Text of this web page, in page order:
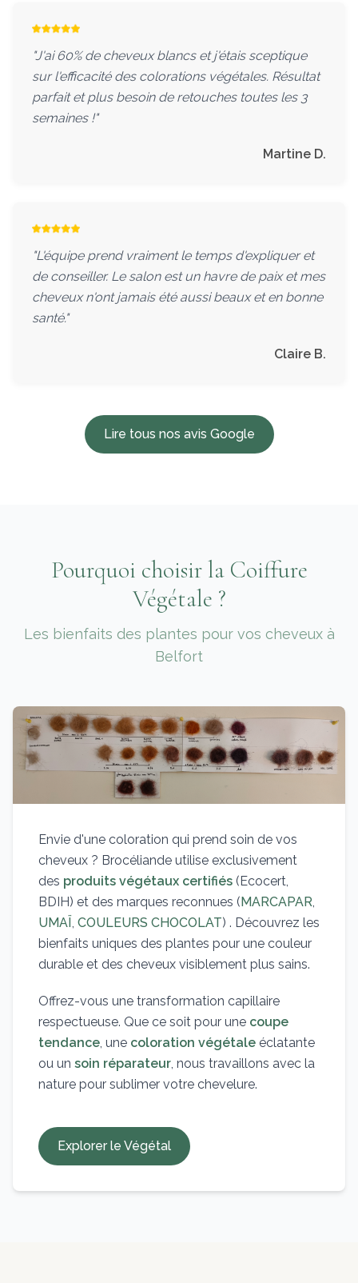
"J'ai 60% de cheveux blancs et j'étais sceptique
sur l'efficacité des colorations végétales. Résultat
parfait et plus besoin de retouches toutes les 3
semaines !"
Martine D.
"L'équipe prend vraiment le temps d'expliquer et
de conseiller. Le salon est un havre de paix et mes
cheveux n'ont jamais été aussi beaux et en bonne
santé."
Claire B.
Lire tous nos avis Google
Pourquoi choisir la Coiffure
Végétale ?
Les bienfaits des plantes pour vos cheveux à
Belfort
Envie d'une coloration qui prend soin de vos
cheveux ? Brocéliande utilise exclusivement
des produits végétaux certifiés (Ecocert,
BDIH) et des marques reconnues ( MARCAPAR,
UMAÏ , COULEURS CHOCOLAT) . Découvrez les
bienfaits uniques des plantes pour une couleur
durable et des cheveux visiblement plus sains.
Offrez-vous une transformation capillaire
respectueuse. Que ce soit pour une coupe
tendance, une coloration végétale éclatante
ou un soin réparateur, nous travaillons avec la
nature pour sublimer votre chevelure.
Explorer le Végétal